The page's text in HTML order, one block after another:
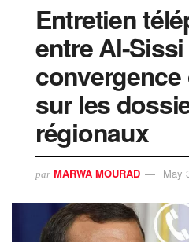
Entretien
entre Al-
sur les
régionaux
par MARWA MOURAD May